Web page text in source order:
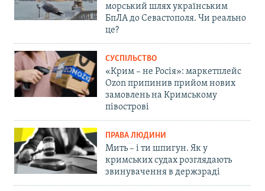
морський шлях українським
БпЛА до Севастополя. Чи реально
це?
СУСПІЛЬСТВО
«Крим – не Росія»: маркетплейс
Ozon припинив прийом нових
замовлень на Кримському
півострові
ПРАВА ЛЮДИНИ
Мить – і ти шпигун. Як у
кримських судах розглядають
звинувачення в держзраді